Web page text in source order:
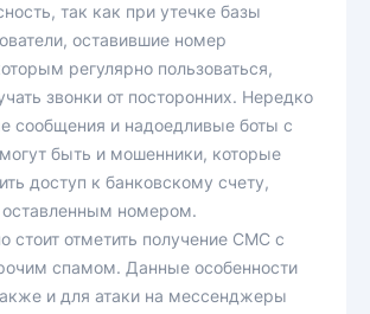
так как при утечке базы
оставившие номер
регулярно пользоваться,
звонки от посторонних. Нередко
сообщения и надоедливые боты с
быть и мошенники, которые
доступ к банковскому счету,
оставленным номером.
стоит отметить получение СМС с
спамом. Данные особенности
и для атаки на мессенджеры